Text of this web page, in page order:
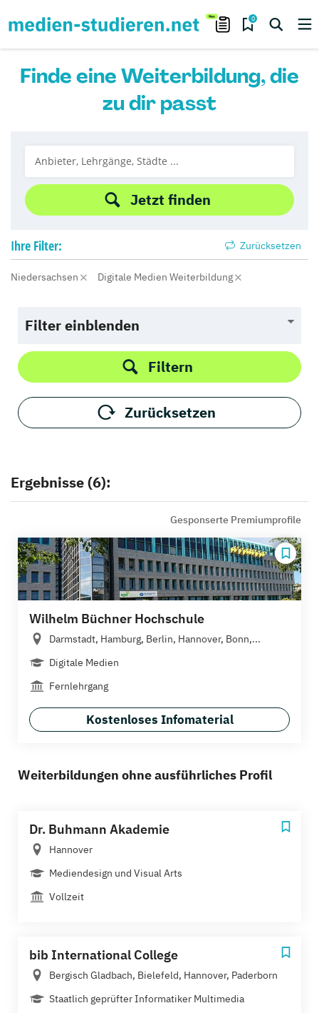
0
Finde eine Weiterbildung, die
zu dir passt
Jetzt finden
Ihre Filter: Zurücksetzen
Niedersachsen Digitale Medien Weiterbildung
Filter einblenden
Filtern
Zurücksetzen
Ergebnisse (6):
Gesponserte Premiumprofile
Wilhelm Büchner Hochschule
Darmstadt, Hamburg, Berlin, Hannover, Bonn,...
Digitale Medien
Fernlehrgang
Kostenloses Infomaterial
Weiterbildungen ohne ausführliches Profil
Dr. Buhmann Akademie
Hannover
Mediendesign und Visual Arts
Vollzeit
bib International College
Bergisch Gladbach, Bielefeld, Hannover, Paderborn
Staatlich geprüfter Informatiker Multimedia